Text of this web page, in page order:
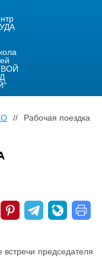
//
Рабочая поездка
председателя